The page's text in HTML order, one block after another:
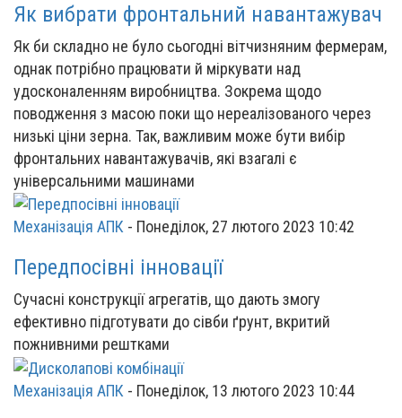
Як вибрати фронтальний навантажувач
Як би складно не було сьогодні вітчизняним фермерам,
однак потрібно працювати й міркувати над
удосконаленням виробництва. Зокрема щодо
поводження з масою поки що нереалізованого через
низькі ціни зерна. Так, важливим може бути вибір
фронтальних навантажувачів, які взагалі є
універсальними машинами
Механізація АПК - Понеділок, 27 лютого 2023 10:42
Передпосівні інновації
Сучасні конструкції агрегатів, що дають змогу
ефективно підготувати до сівби ґрунт, вкритий
пожнивними рештками
Механізація АПК - Понеділок, 13 лютого 2023 10:44